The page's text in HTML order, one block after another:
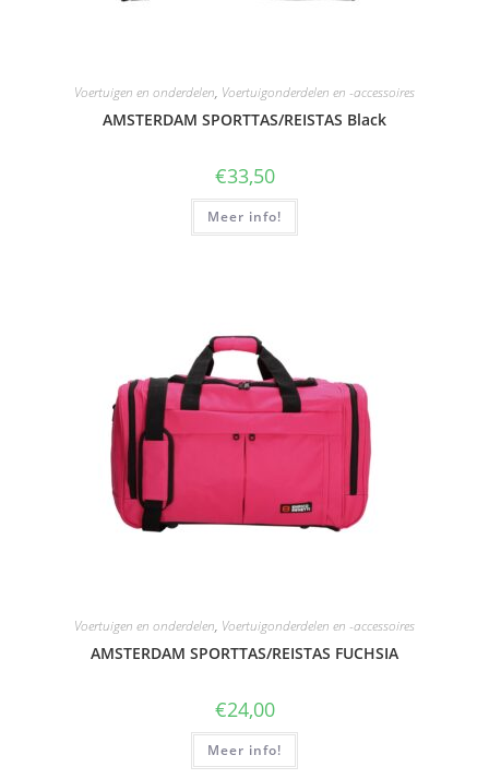
Voertuigen en onderdelen, Voertuigonderdelen en -accessoires
AMSTERDAM SPORTTAS/REISTAS Black
€33,50
Meer info!
Voertuigen en onderdelen, Voertuigonderdelen en -accessoires
AMSTERDAM SPORTTAS/REISTAS FUCHSIA
€24,00
Meer info!